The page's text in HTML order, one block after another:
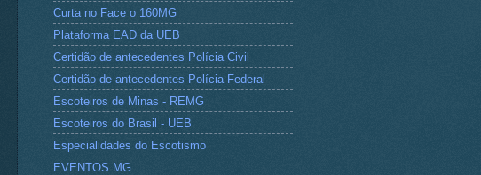
Curta no Face o 160MG
Plataforma EAD da UEB
Certidão de antecedentes Polícia Civil
Certidão de antecedentes Polícia Federal
Escoteiros de Minas - REMG
Escoteiros do Brasil - UEB
Especialidades do Escotismo
EVENTOS MG